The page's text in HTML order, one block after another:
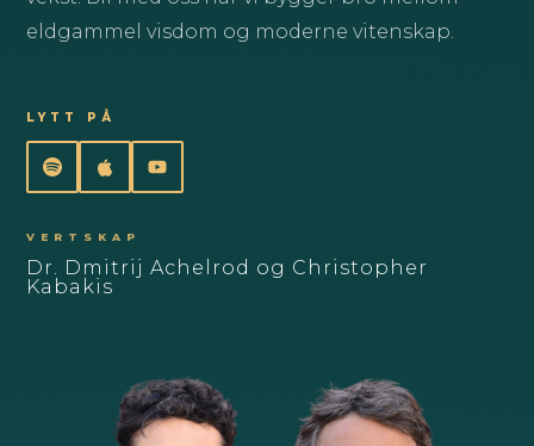
eldgammel visdom og moderne vitenskap.
LYTT PÅ
VERTSKAP
Dr. Dmitrij Achelrod og Christopher
Kabakis